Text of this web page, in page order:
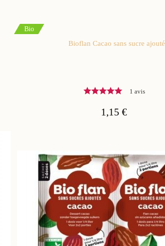
Bio
Bioflan Cacao sans sucre ajouté
1 avis
1,15 €